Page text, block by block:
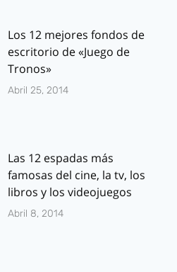
Los 12 mejores fondos de
escritorio de «Juego de
Tronos»
Abril 25, 2014
Las 12 espadas más
famosas del cine, la tv, los
libros y los videojuegos
Abril 8, 2014